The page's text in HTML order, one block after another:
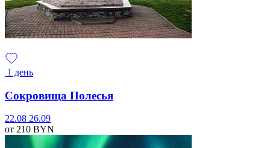
1 день
Сокровища Полесья
22.08 26.09
от 210 BYN